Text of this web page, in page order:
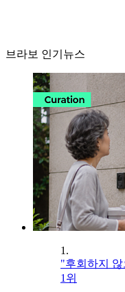
브라보 인기뉴스
1.
"후회하지
1위